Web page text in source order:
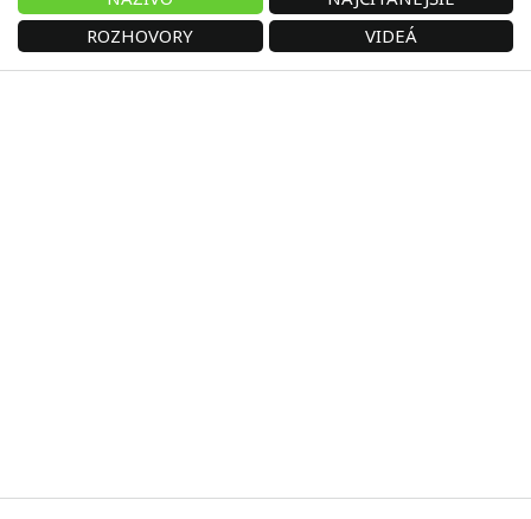
ROZHOVORY
VIDEÁ